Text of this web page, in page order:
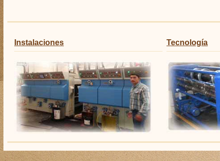
Instalaciones Tecnología